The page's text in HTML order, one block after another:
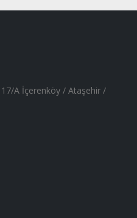
17/A İçerenköy / Ataşehir /